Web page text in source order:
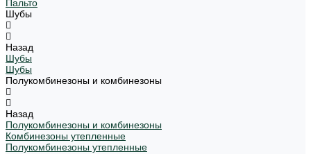
Пальто
Шубы
Назад
Шубы
Шубы
Полукомбинезоны и комбинезоны
Назад
Полукомбинезоны и комбинезоны
Комбинезоны утепленные
Полукомбинезоны утепленные